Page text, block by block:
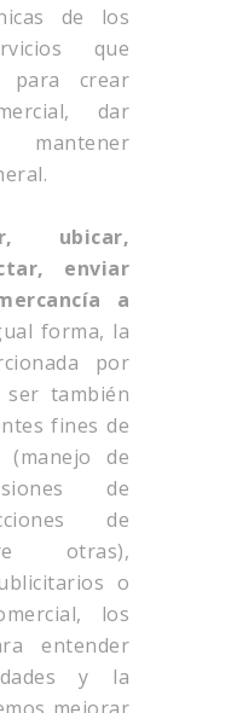
de los
que
para crear
dar
ubicar,
enviar
a
forma, la
por
también
fines de
(manejo de
de
de
otras),
o
los
entender
y la